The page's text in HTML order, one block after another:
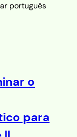
português
o
para